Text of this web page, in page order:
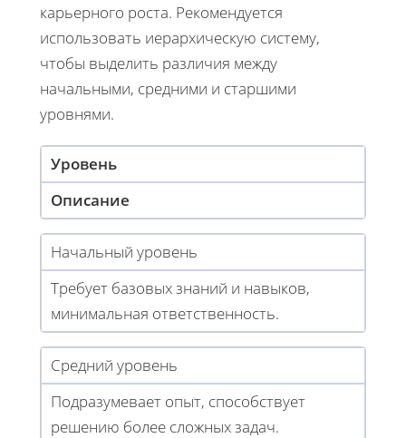
карьерного роста. Рекомендуется
использовать иерархическую систему,
чтобы выделить различия между
начальными, средними и старшими
уровнями.
Уровень
Описание
Начальный уровень
Требует базовых знаний и навыков,
минимальная ответственность.
Средний уровень
Подразумевает опыт, способствует
решению более сложных задач.